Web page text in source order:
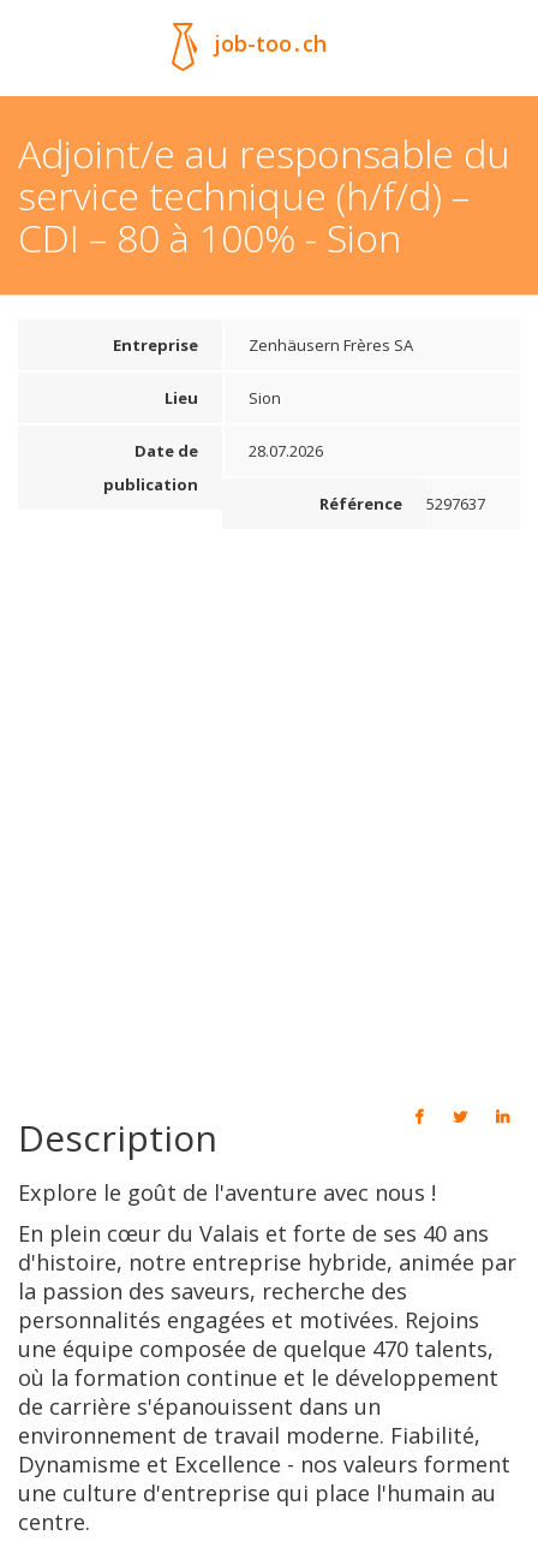
job-too.ch
Adjoint/e au responsable du
service technique (h/f/d) –
CDI – 80 à 100% - Sion
Entreprise Zenhäusern Frères SA
Lieu Sion
Date de
publication
28.07.2026
Référence 5297637
Description
Explore le goût de l'aventure avec nous !
En plein cœur du Valais et forte de ses 40 ans
d'histoire, notre entreprise hybride, animée par
la passion des saveurs, recherche des
personnalités engagées et motivées. Rejoins
une équipe composée de quelque 470 talents,
où la formation continue et le développement
de carrière s'épanouissent dans un
environnement de travail moderne. Fiabilité,
Dynamisme et Excellence - nos valeurs forment
une culture d'entreprise qui place l'humain au
centre.